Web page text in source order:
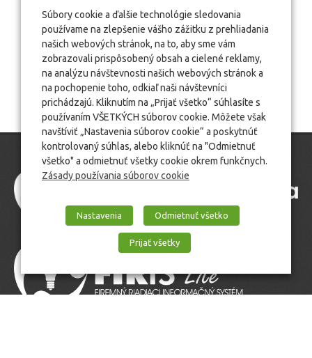
Súbory cookie a ďalšie technológie sledovania
používame na zlepšenie vášho zážitku z prehliadania
našich webových stránok, na to, aby sme vám
zobrazovali prispôsobený obsah a cielené reklamy,
na analýzu návštevnosti našich webových stránok a
na pochopenie toho, odkiaľ naši návštevníci
prichádzajú. Kliknutím na „Prijať všetko“ súhlasíte s
používaním VŠETKÝCH súborov cookie. Môžete však
navštíviť „Nastavenia súborov cookie“ a poskytnúť
kontrolovaný súhlas, alebo kliknúť na "Odmietnuť
všetko" a odmietnuť všetky cookie okrem funkčnych.
Zásady používania súborov cookie
Nastavenia Odmietnuť všetko
Prijať všetky